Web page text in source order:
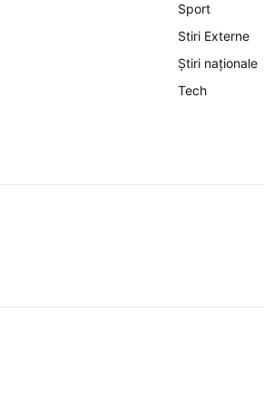
Sport
Stiri Externe
Știri naționale
Tech